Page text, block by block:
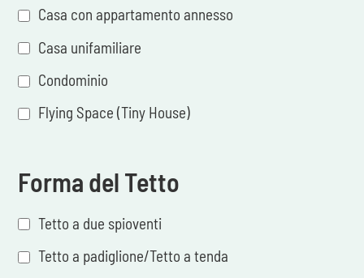
Casa con appartamento annesso
Casa unifamiliare
Condominio
Flying Space (Tiny House)
Forma del Tetto
Tetto a due spioventi
Tetto a padiglione/Tetto a tenda